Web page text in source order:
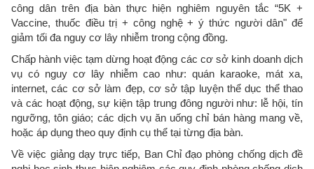
công dân trên địa bàn thực hiện nghiêm nguyên tắc “5K +
Vaccine, thuốc điều trị + công nghệ + ý thức người dân" để
giảm tối đa nguy cơ lây nhiễm trong cộng đồng.
Chấp hành việc tạm dừng hoạt động các cơ sở kinh doanh dịch
vụ có nguy cơ lây nhiễm cao như: quán karaoke, mát xa,
internet, các cơ sở làm đẹp, cơ sở tập luyện thể dục thể thao
và các hoạt động, sự kiện tập trung đông người như: lễ hội, tín
ngưỡng, tôn giáo; các dịch vụ ăn uống chỉ bán hàng mang về,
hoặc áp dụng theo quy định cụ thể tại từng địa bàn.
Về việc giảng dạy trực tiếp, Ban Chỉ đạo phòng chống dịch đề